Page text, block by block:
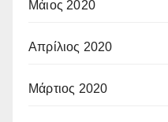
Μάιος 2020
Απρίλιος 2020
Μάρτιος 2020